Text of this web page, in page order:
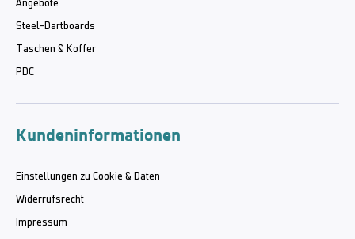
Angebote
Steel-Dartboards
Taschen & Koffer
PDC
Kundeninformationen
Einstellungen zu Cookie & Daten
Widerrufsrecht
Impressum